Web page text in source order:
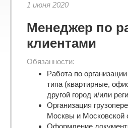
1 июня 2020
Менеджер по
клиентами
Обязанности:
Работа по
типа (квартирные,
другой город и/или
Организация
Москвы и Московской
Оформление